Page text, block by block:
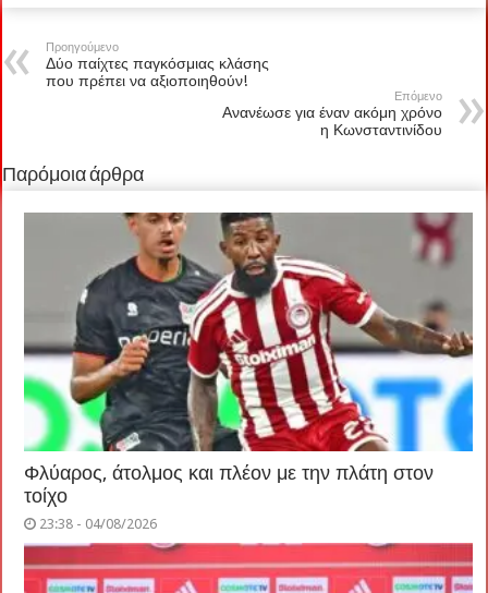
Προηγούμενο
Δύο παίχτες παγκόσμιας κλάσης
που πρέπει να αξιοποιηθούν!
Επόμενο
Ανανέωσε για έναν ακόμη χρόνο
η Κωνσταντινίδου
Παρόμοια άρθρα
Φλύαρος, άτολμος και πλέον με την πλάτη στον
τοίχο
23:38 - 04/08/2026